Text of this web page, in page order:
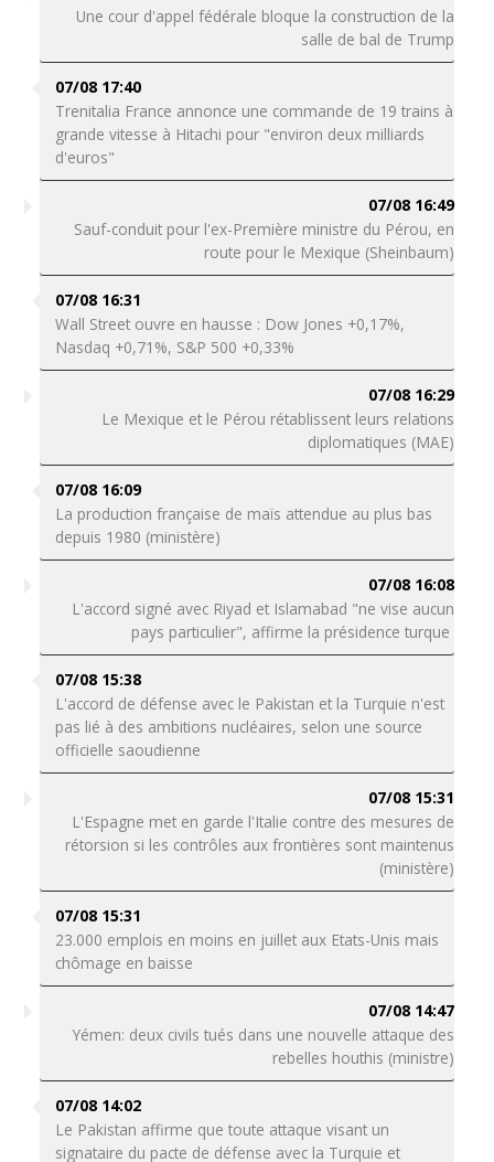
Une cour d'appel fédérale bloque la construction de la
salle de bal de Trump
07/08 17:40
Trenitalia France annonce une commande de 19 trains à
grande vitesse à Hitachi pour "environ deux milliards
d'euros"
07/08 16:49
Sauf-conduit pour l'ex-Première ministre du Pérou, en
route pour le Mexique (Sheinbaum)
07/08 16:31
Wall Street ouvre en hausse : Dow Jones +0,17%,
Nasdaq +0,71%, S&P 500 +0,33%
07/08 16:29
Le Mexique et le Pérou rétablissent leurs relations
diplomatiques (MAE)
07/08 16:09
La production française de maïs attendue au plus bas
depuis 1980 (ministère)
07/08 16:08
L'accord signé avec Riyad et Islamabad "ne vise aucun
pays particulier", affirme la présidence turque
07/08 15:38
L'accord de défense avec le Pakistan et la Turquie n'est
pas lié à des ambitions nucléaires, selon une source
officielle saoudienne
07/08 15:31
L'Espagne met en garde l'Italie contre des mesures de
rétorsion si les contrôles aux frontières sont maintenus
(ministère)
07/08 15:31
23.000 emplois en moins en juillet aux Etats-Unis mais
chômage en baisse
07/08 14:47
Yémen: deux civils tués dans une nouvelle attaque des
rebelles houthis (ministre)
07/08 14:02
Le Pakistan affirme que toute attaque visant un
signataire du pacte de défense avec la Turquie et